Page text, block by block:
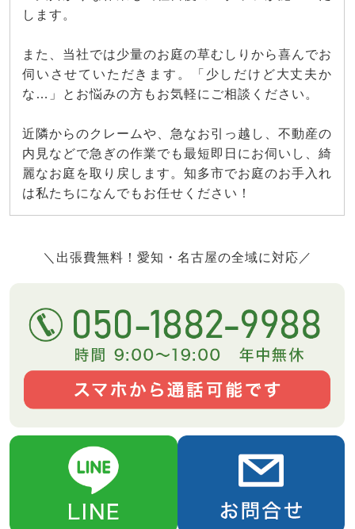
します。
また、当社では少量のお庭の草むしりから喜んでお
伺いさせていただきます。「少しだけど大丈夫か
な…」とお悩みの方もお気軽にご相談ください。
近隣からのクレームや、急なお引っ越し、不動産の
内見などで急ぎの作業でも最短即日にお伺いし、綺
麗なお庭を取り戻します。知多市でお庭のお手入れ
は私たちになんでもお任せください！
＼出張費無料！愛知・名古屋の全域に対応／